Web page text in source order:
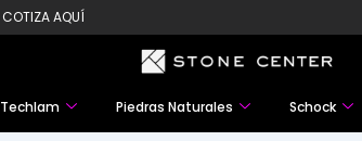
COTIZA AQUÍ
Techlam Piedras Naturales Schock